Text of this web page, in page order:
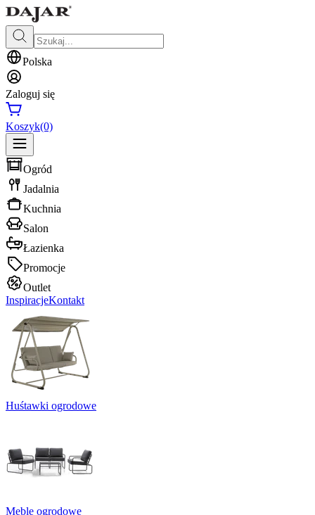
Polska
Zaloguj się
Koszyk(0)
Ogród
Jadalnia
Kuchnia
Salon
Łazienka
Promocje
Outlet
InspiracjeKontakt
Huśtawki ogrodowe
Meble ogrodowe